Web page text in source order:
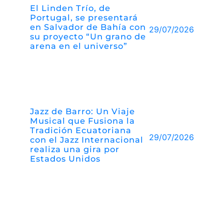
El Linden Trío, de
Portugal, se presentará
en Salvador de Bahía con
su proyecto “Un grano de
arena en el universo”
29/07/2026
Jazz de Barro: Un Viaje
Musical que Fusiona la
Tradición Ecuatoriana
con el Jazz Internacional
realiza una gira por
Estados Unidos
29/07/2026